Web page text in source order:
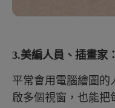
3.美編人員、插畫家
平常會用電腦繪圖的
啟多個視窗，也能把